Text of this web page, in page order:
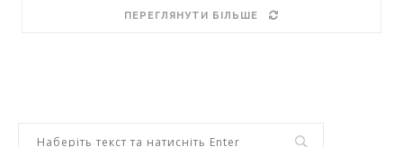
ПЕРЕГЛЯНУТИ БІЛЬШЕ